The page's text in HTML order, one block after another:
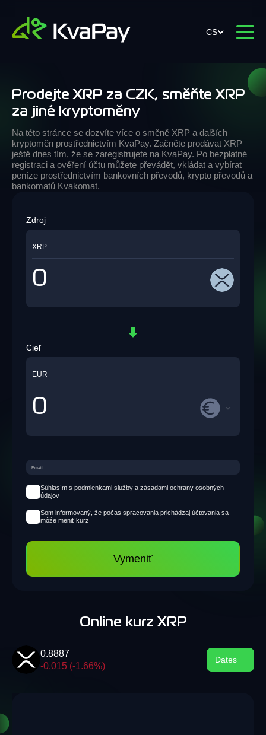
CS
Prodejte XRP za CZK, směňte XRP
za jiné kryptoměny
Na této stránce se dozvíte více o směně XRP a dalších
kryptoměn prostřednictvím KvaPay. Začněte prodávat XRP
ještě dnes tím, že se zaregistrujete na KvaPay. Po bezplatné
registraci a ověření účtu můžete převádět, vkládat a vybírat
peníze prostřednictvím bankovních převodů, krypto převodů a
bankomatů Kvakomat.
Zdroj
XRP
Cieľ
EUR
Súhlasím s podmienkami služby a zásadami ochrany osobných
údajov
Som informovaný, že počas spracovania prichádzaj účtovania sa
môže meniť kurz
Vymeniť
Online kurz XRP
0.8887
-0.015 (-1.66%)
Dates